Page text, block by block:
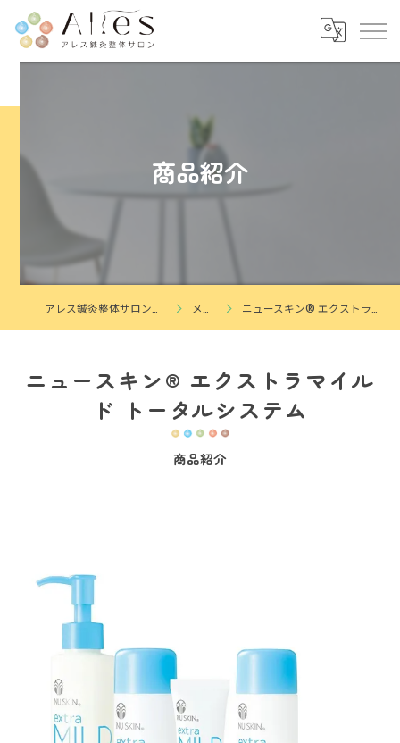
商品紹介
メニュー ニュースキン® エクストラマイルド トータルシステム
商品紹介
ニュースキン® エクストラマイル
ド トータルシステム